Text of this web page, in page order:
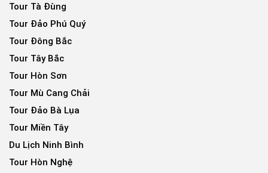
Tour Tà Đùng
Tour Đảo Phú Quý
Tour Đông Bắc
Tour Tây Bắc
Tour Hòn Sơn
Tour Mù Cang Chải
Tour Đảo Bà Lụa
Tour Miền Tây
Du Lịch Ninh Bình
Tour Hòn Nghệ